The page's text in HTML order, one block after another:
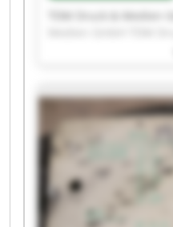
Druck & Medien
Medien GmbH TDM
Druck & Medien
GmbH TDM Druck &
Medien GmbH TDM
Druck & Medien
GmbH TDM Druck &
Medien GmbH TDM
Druck & Medien
GmbH